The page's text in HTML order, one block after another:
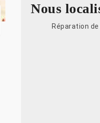
Nous
Réparation